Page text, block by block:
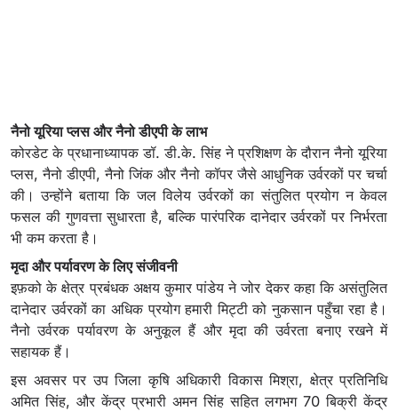
नैनो यूरिया प्लस और नैनो डीएपी के लाभ
कोरडेट के प्रधानाध्यापक डॉ. डी.के. सिंह ने प्रशिक्षण के दौरान नैनो यूरिया
प्लस, नैनो डीएपी, नैनो जिंक और नैनो कॉपर जैसे आधुनिक उर्वरकों पर चर्चा
की। उन्होंने बताया कि जल विलेय उर्वरकों का संतुलित प्रयोग न केवल
फसल की गुणवत्ता सुधारता है, बल्कि पारंपरिक दानेदार उर्वरकों पर निर्भरता
भी कम करता है।
मृदा और पर्यावरण के लिए संजीवनी
इफ़को के क्षेत्र प्रबंधक अक्षय कुमार पांडेय ने जोर देकर कहा कि असंतुलित
दानेदार उर्वरकों का अधिक प्रयोग हमारी मिट्टी को नुकसान पहुँचा रहा है।
नैनो उर्वरक पर्यावरण के अनुकूल हैं और मृदा की उर्वरता बनाए रखने में
सहायक हैं।
इस अवसर पर उप जिला कृषि अधिकारी विकास मिश्रा, क्षेत्र प्रतिनिधि
अमित सिंह, और केंद्र प्रभारी अमन सिंह सहित लगभग 70 बिक्री केंद्र